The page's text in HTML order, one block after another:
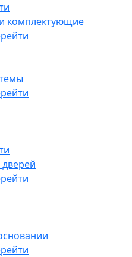
комплектующие